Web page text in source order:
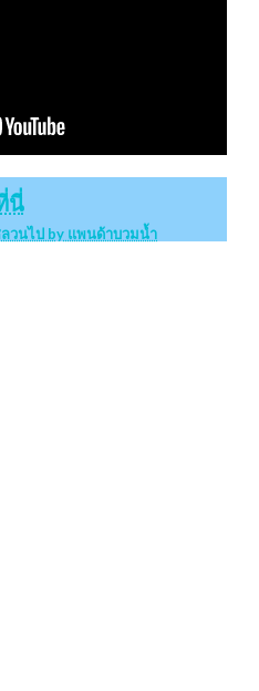
นี่
ลวนไป by แพนด้าบวมน้ำ